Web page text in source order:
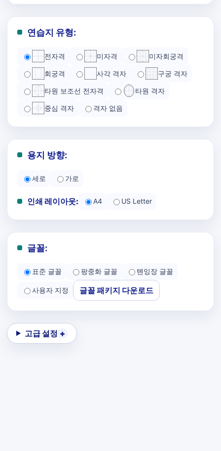
연습지 유형:
전자격 미자격 미자회궁격
회궁격 사각 격자 구궁 격자
타원 보조선 전자격 타원 격자
중심 격자 격자 없음
용지 방향:
세로 가로
인쇄 레이아웃: A4 US Letter
글꼴:
표준 글꼴 팡중화 글꼴 톈잉장 글꼴
사용자 지정 글꼴 패키지 다운로드
고급 설정